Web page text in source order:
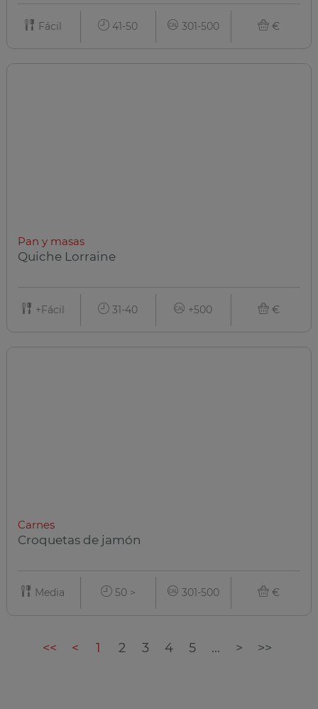
Fácil 41-50 301-500 €
Pan y masas
Quiche Lorraine
+Fácil 31-40 +500 €
Carnes
Croquetas de jamón
Media 50 > 301-500 €
<< < 1 2 3 4 5 ... > >>